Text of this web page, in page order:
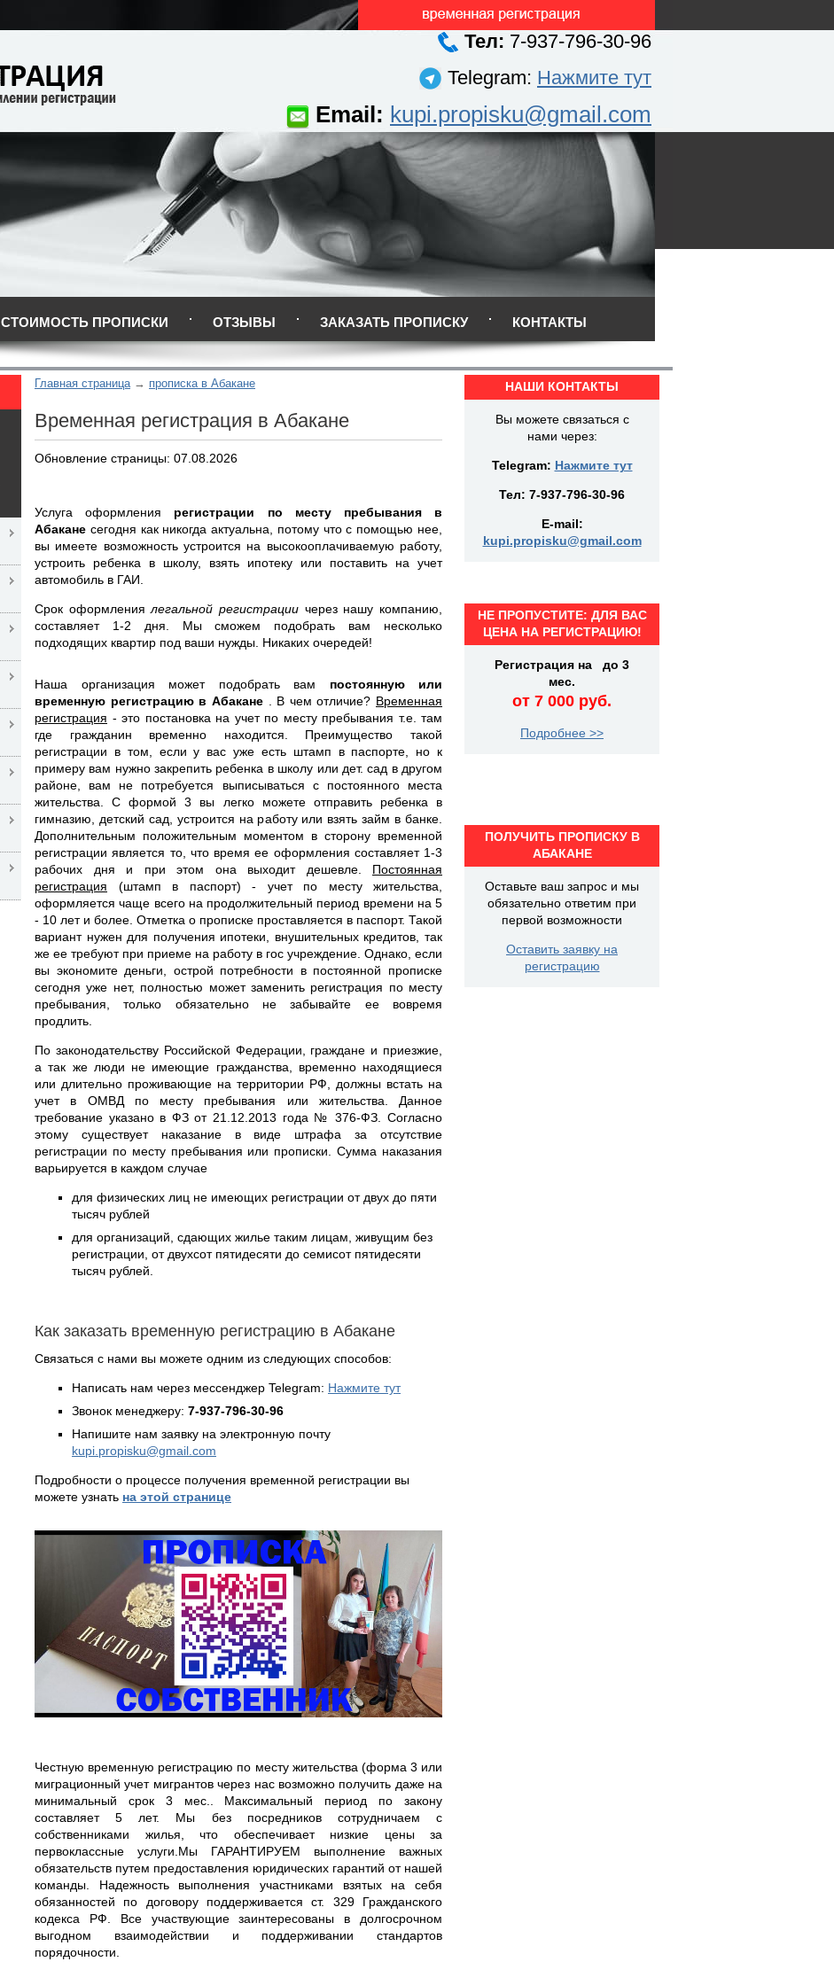
Тел: 7-937-796-30-96
Telegram: Нажмите тут
Email: kupi.propisku@gmail.com
СТОИМОСТЬ ПРОПИСКИ ОТЗЫВЫ ЗАКАЗАТЬ ПРОПИСКУ КОНТАКТЫ
Главная страница прописка в Абакане
Временная регистрация в Абакане
Обновление страницы: 07.08.2026
Услуга оформления регистрации по месту пребывания в
Абакане сегодня как никогда актуальна, потому что с помощью нее,
вы имеете возможность устроится на высокооплачиваемую работу,
устроить ребенка в школу, взять ипотеку или поставить на учет
автомобиль в ГАИ.
Срок оформлениялегальной регистрации через нашу компанию,
составляет 1-2 дня. Мы сможем подобрать вам несколько
подходящих квартир под ваши нужды. Никаких очередей!
Наша организация может подобрать вам постоянную или
временную регистрацию в Абакане
. В чем отличие? Временная
регистрация - это постановка на учет по месту пребывания т.е. там
где гражданин временно находится. Преимущество такой
регистрации в том, если у вас уже есть штамп в паспорте, но к
примеру вам нужно закрепить ребенка в школу или дет. сад в другом
районе, вам не потребуется выписываться с постоянного места
жительства. С формой 3 вы легко можете отправить ребенка в
гимназию, детский сад, устроится на работу или взять займ в банке.
Дополнительным положительным моментом в сторону временной
регистрации является то, что время ее оформления составляет 1-3
рабочих дня и при этом она выходит дешевле. Постоянная
регистрация (штамп в паспорт) - учет по месту жительства,
оформляется чаще всего на продолжительный период времени на 5
- 10 лет и более. Отметка о прописке проставляется в паспорт. Такой
вариант нужен для получения ипотеки, внушительных кредитов, так
же ее требуют при приеме на работу в гос учреждение. Однако, если
вы экономите деньги, острой потребности в постоянной прописке
сегодня уже нет, полностью может заменить регистрация по месту
пребывания, только обязательно не забывайте ее вовремя
продлить.
По законодательству Российской Федерации, граждане и приезжие,
а так же люди не имеющие гражданства, временно находящиеся
или длительно проживающие на территории РФ, должны встать на
учет в ОМВД по месту пребывания или жительства. Данное
требование указано в ФЗ от 21.12.2013 года № 376-ФЗ. Согласно
этому существует наказание в виде штрафа за отсутствие
регистрации по месту пребывания или прописки. Сумма наказания
варьируется в каждом случае
для физических лиц не имеющих регистрации от двух до пяти
тысяч рублей
для организаций, сдающих жилье таким лицам, живущим без
регистрации, от двухсот пятидесяти до семисот пятидесяти
тысяч рублей.
Как заказать временную регистрацию в Абакане
Связаться с нами вы можете одним из следующих способов:
Написать нам через мессенджер Telegram: Нажмите тут
Звонок менеджеру: 7-937-796-30-96
Напишите нам заявку на электронную почту
kupi.propisku@gmail.com
Подробности о процессе получения временной регистрации вы
можете узнать на этой странице
Честную временную регистрацию по месту жительства (форма 3 или
миграционный учет мигрантов через нас возможно получить даже на
минимальный срок 3 мес.. Максимальный период по закону
составляет 5 лет. Мы без посредников сотрудничаем с
собственниками жилья, что обеспечивает низкие цены за
первоклассные услуги.Мы ГАРАНТИРУЕМ выполнение важных
обязательств путем предоставления юридических гарантий от нашей
команды. Надежность выполнения участниками взятых на себя
обязанностей по договору поддерживается ст. 329 Гражданского
кодекса РФ. Все участвующие заинтересованы в долгосрочном
выгодном взаимодействии и поддерживании стандартов
порядочности.
НАШИ КОНТАКТЫ
Вы можете связаться с
нами через:
Telegram: Нажмите тут
Тел: 7-937-796-30-96
E-mail:
kupi.propisku@gmail.com
НЕ ПРОПУСТИТЕ: ДЛЯ ВАС
ЦЕНА НА РЕГИСТРАЦИЮ!
Регистрация на до 3
мес.
от 7 000 руб.
Подробнее >>
ПОЛУЧИТЬ ПРОПИСКУ В
АБАКАНЕ
Оставьте ваш запрос и мы
обязательно ответим при
первой возможности
Оставить заявку на
регистрацию